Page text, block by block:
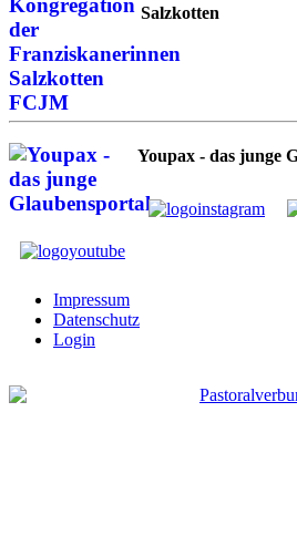
Salzkotten
Youpax - das junge
Impressum
Datenschutz
Login